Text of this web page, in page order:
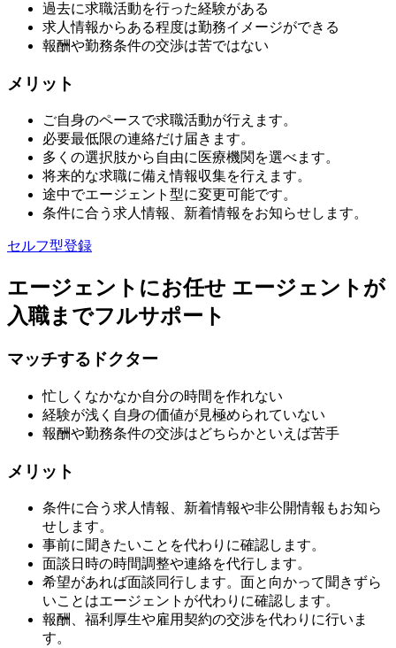
過去に求職活動を行った経験がある
求人情報からある程度は勤務イメージができる
報酬や勤務条件の交渉は苦ではない
メリット
ご自身のペースで求職活動が行えます。
必要最低限の連絡だけ届きます。
多くの選択肢から自由に医療機関を選べます。
将来的な求職に備え情報収集を行えます。
途中でエージェント型に変更可能です。
条件に合う求人情報、新着情報をお知らせします。
セルフ型登録
エージェントにお任せ エージェントが
入職までフルサポート
マッチするドクター
忙しくなかなか自分の時間を作れない
経験が浅く自身の価値が見極められていない
報酬や勤務条件の交渉はどちらかといえば苦手
メリット
条件に合う求人情報、新着情報や非公開情報もお知ら
せします。
事前に聞きたいことを代わりに確認します。
面談日時の時間調整や連絡を代行します。
希望があれば面談同行します。面と向かって聞きずら
いことはエージェントが代わりに確認します。
報酬、福利厚生や雇用契約の交渉を代わりに行いま
す。